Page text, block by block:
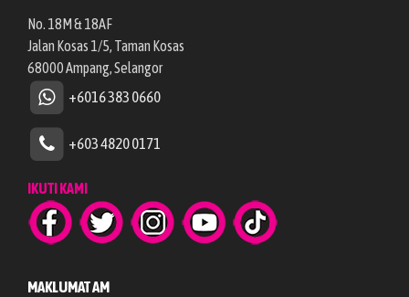
No. 18M & 18AF
Jalan Kosas 1/5, Taman Kosas
68000 Ampang, Selangor
+6016 383 0660
+603 4820 0171
IKUTI KAMI
MAKLUMAT AM